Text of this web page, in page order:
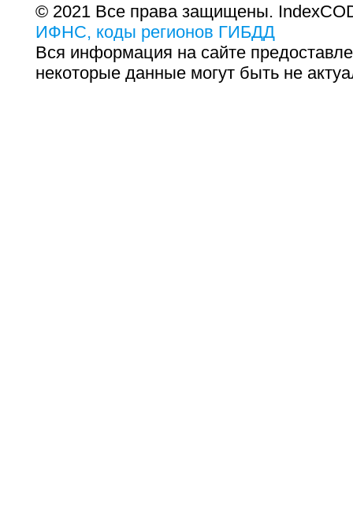
© 2021 Все права защищены.
ИФНС, коды регионов ГИБДД
Вся информация на сайте
некоторые данные могут быть не